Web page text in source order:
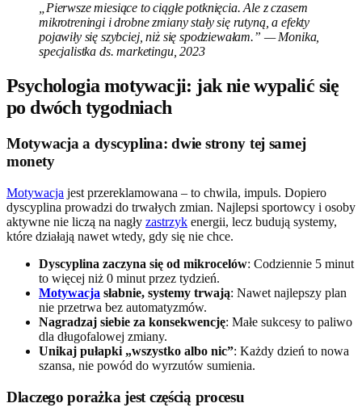
„Pierwsze miesiące to ciągłe potknięcia. Ale z czasem
mikrotreningi i drobne zmiany stały się rutyną, a efekty
pojawiły się szybciej, niż się spodziewałam.” — Monika,
specjalistka ds. marketingu, 2023
Psychologia motywacji: jak nie wypalić się
po dwóch tygodniach
Motywacja a dyscyplina: dwie strony tej samej
monety
Motywacja jest przereklamowana – to chwila, impuls. Dopiero
dyscyplina prowadzi do trwałych zmian. Najlepsi sportowcy i osoby
aktywne nie liczą na nagły zastrzyk energii, lecz budują systemy,
które działają nawet wtedy, gdy się nie chce.
Dyscyplina zaczyna się od mikrocelów: Codziennie 5 minut
to więcej niż 0 minut przez tydzień.
Motywacja słabnie, systemy trwają: Nawet najlepszy plan
nie przetrwa bez automatyzmów.
Nagradzaj siebie za konsekwencję: Małe sukcesy to paliwo
dla długofalowej zmiany.
Unikaj pułapki „wszystko albo nic”: Każdy dzień to nowa
szansa, nie powód do wyrzutów sumienia.
Dlaczego porażka jest częścią procesu